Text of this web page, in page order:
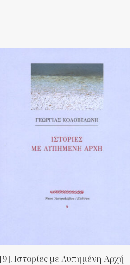
[9]. Ιστορίες με Λυπημένη Αρχή